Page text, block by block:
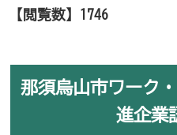
【閲覧数】 1746
那須烏山市ワーク
進企業